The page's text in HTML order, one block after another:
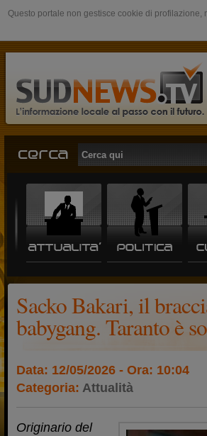
Questo portale non gestisce cookie di
Sacko Bakari, il
babygang. Taranto è
Data: 12/05/2026 - Ora: 10:04
Categoria: Attualità
Originario del